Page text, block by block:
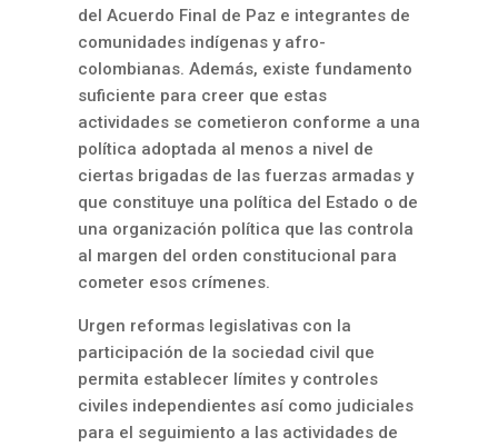
del Acuerdo Final de Paz e integrantes de
comunidades indígenas y afro-
colombianas. Además, existe fundamento
suficiente para creer que estas
actividades se cometieron conforme a una
política adoptada al menos a nivel de
ciertas brigadas de las fuerzas armadas y
que constituye una política del Estado o de
una organización política que las controla
al margen del orden constitucional para
cometer esos crímenes.
Urgen reformas legislativas con la
participación de la sociedad civil que
permita establecer límites y controles
civiles independientes así como judiciales
para el seguimiento a las actividades de